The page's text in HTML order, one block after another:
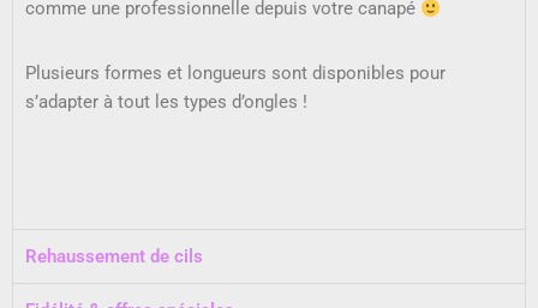
comme une professionnelle depuis votre canapé
Plusieurs formes et longueurs sont disponibles pour
s’adapter à tout les types d’ongles !
Rehaussement de cils